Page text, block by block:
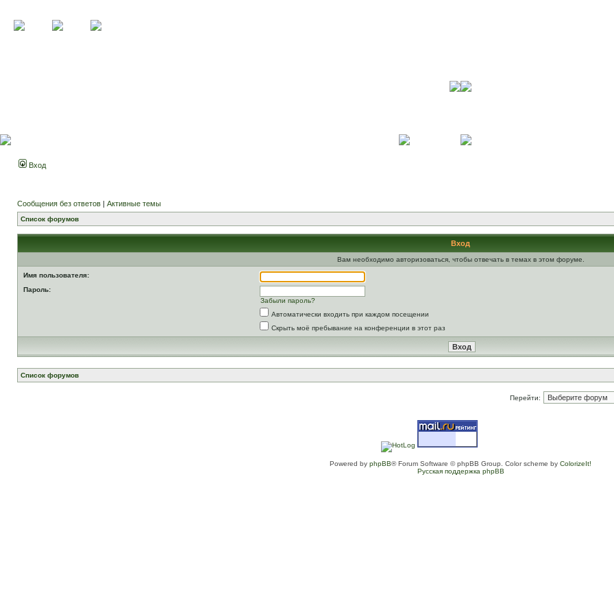
Вход
Сообщения без ответов | Активные темы
Список форумов
Вход
Вам необходимо авторизоваться, чтобы отвечать в темах в этом форуме.
Имя пользователя:
Пароль:
Забыли пароль?
Автоматически входить при каждом посещении
Скрыть моё пребывание на конференции в этот раз
Список форумов
Перейти:
Powered by phpBB® Forum Software © phpBB Group. Color scheme by ColorizeIt!
Русская поддержка phpBB